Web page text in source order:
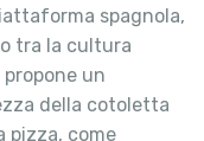
spagnola,
tra la cultura
un
della cotoletta
pizza, come